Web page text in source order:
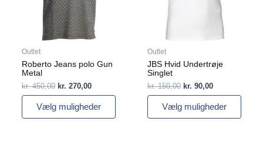
Outlet
Roberto Jeans polo Gun
Metal
kr.450,00 kr. 270,00
Vælg muligheder
vælges
varesiden
Outlet
JBS Hvid Undertrøje
Singlet
kr.150,00 kr. 90,00
Vælg muligheder
vælges